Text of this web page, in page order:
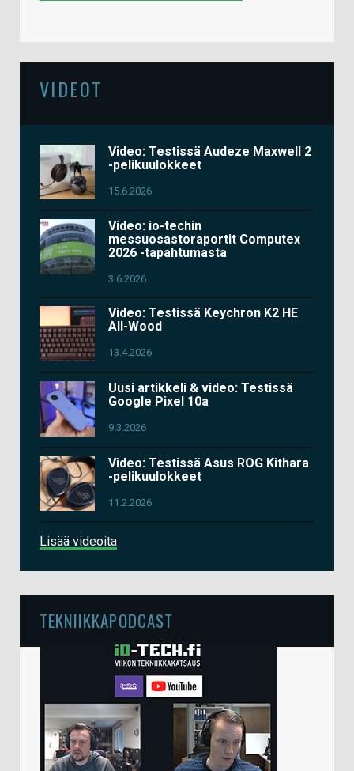
VIDEOT
Video: Testissä Audeze Maxwell 2
-pelikuulokkeet
15.6.2026
Video: io-techin
messuosastoraportit Computex
2026 -tapahtumasta
3.6.2026
Video: Testissä Keychron K2 HE
All-Wood
13.4.2026
Uusi artikkeli & video: Testissä
Google Pixel 10a
9.3.2026
Video: Testissä Asus ROG Kithara
-pelikuulokkeet
11.2.2026
Lisää videoita
TEKNIIKKAPODCAST